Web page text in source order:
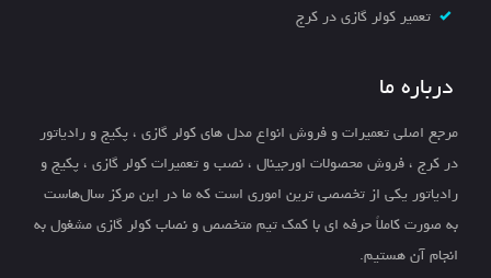
تعمیر کولر گازی در کرج
درباره ما
مرجع اصلی تعمیرات و فروش انواع مدل های کولر گازی ، پکیج و رادیاتور
در کرج ، فروش محصولات اورجینال ، نصب و تعمیرات کولر گازی ، پکیج و
رادیاتور یکی از تخصصی ترین اموری است که ما در این مرکز سال‌هاست
به صورت کاملاً حرفه ای با کمک تیم متخصص و نصاب کولر گازی مشغول به
انجام آن هستیم.